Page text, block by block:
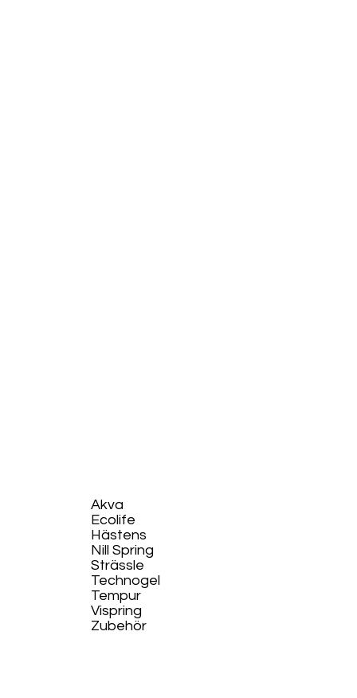
Akva
Ecolife​
Hästens
Nill Spring
Strässle
Technogel
Tempur
Vispring
Zubehör